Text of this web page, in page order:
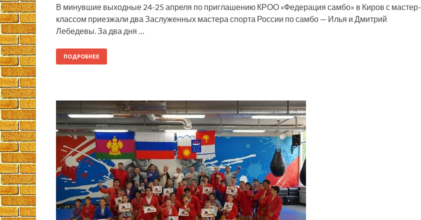
В минувшие выходные 24-25 апреля по приглашению КРОО «Федерация самбо» в Киров с мастер-
классом приезжали два Заслуженных мастера спорта России по самбо — Илья и Дмитрий
Лебедевы. За два дня …
ПОДРОБНЕЕ